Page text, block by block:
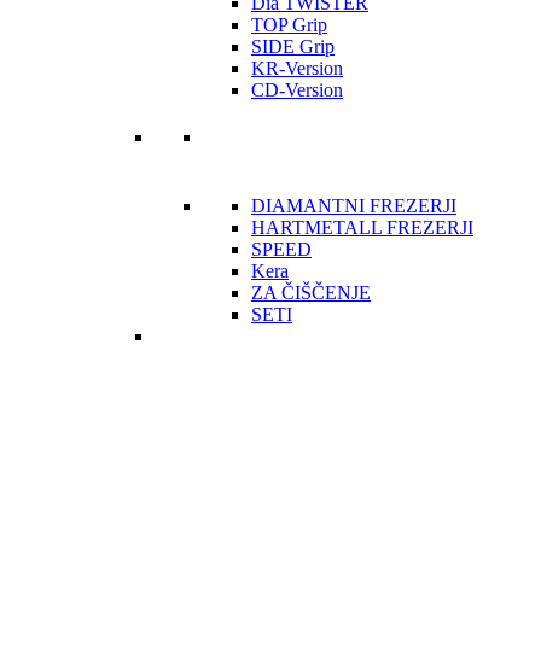
TOP Grip
SIDE Grip
KR-Version
CD-Version
DIAMANTNI FREZERJI
HARTMETALL FREZERJI
SPEED
Kera
ZA ČIŠČENJE
SETI